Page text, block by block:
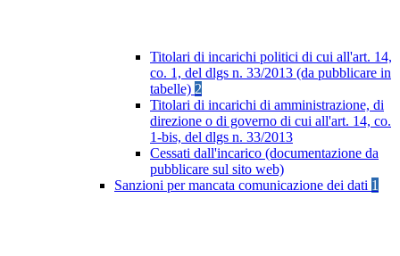
Titolari di incarichi politici di cui all'art. 14,
co. 1, del dlgs n. 33/2013 (da pubblicare in
tabelle) 2
Titolari di incarichi di amministrazione, di
direzione o di governo di cui all'art. 14, co.
1-bis, del dlgs n. 33/2013
Cessati dall'incarico (documentazione da
pubblicare sul sito web)
Sanzioni per mancata comunicazione dei dati 1